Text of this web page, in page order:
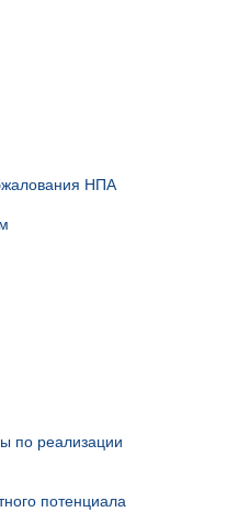
НПА
по реализации
потенциала